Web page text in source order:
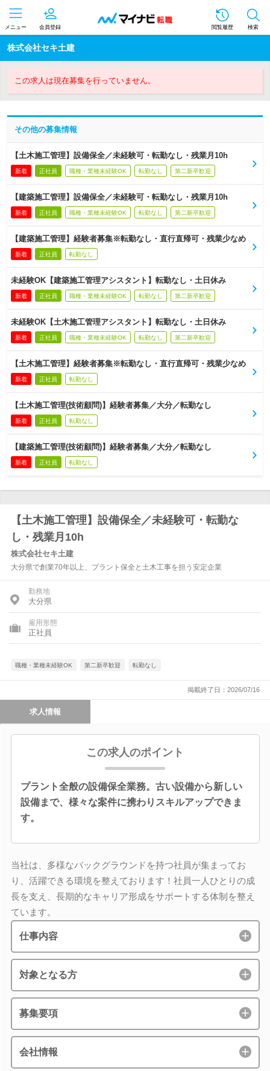
メニュー 会員登録 閲覧履歴 検索
株式会社セキ土建
この求人は現在募集を行っていません。
その他の募集情報
【土木施工管理】設備保全／未経験可・転勤なし・残業月10h
新着 正社員 職種・業種未経験OK 転勤なし 第二新卒歓迎
【建築施工管理】設備保全／未経験可・転勤なし・残業月10h
新着 正社員 職種・業種未経験OK 転勤なし 第二新卒歓迎
【建築施工管理】経験者募集※転勤なし・直行直帰可・残業少なめ
新着 正社員 転勤なし
未経験OK【建築施工管理アシスタント】転勤なし・土日休み
新着 正社員 職種・業種未経験OK 転勤なし 第二新卒歓迎
未経験OK【土木施工管理アシスタント】転勤なし・土日休み
新着 正社員 職種・業種未経験OK 転勤なし 第二新卒歓迎
【土木施工管理】経験者募集※転勤なし・直行直帰可・残業少なめ
新着 正社員 転勤なし
【土木施工管理(技術顧問)】経験者募集／大分／転勤なし
新着 正社員 転勤なし
【建築施工管理(技術顧問)】経験者募集／大分／転勤なし
新着 正社員 転勤なし
【土木施工管理】設備保全／未経験可・転勤な
し・残業月10h
株式会社セキ土建
大分県で創業70年以上、プラント保全と土木工事を担う安定企業
勤務地
大分県
雇用形態
正社員
職種・業種未経験OK 第二新卒歓迎 転勤なし
掲載終了日：2026/07/16
求人情報
この求人のポイント
プラント全般の設備保全業務。古い設備から新しい
設備まで、様々な案件に携わりスキルアップできま
す。
当社は、多様なバックグラウンドを持つ社員が集まってお
り、活躍できる環境を整えております！社員一人ひとりの成
長を支え、長期的なキャリア形成をサポートする体制を整え
ています。
仕事内容
対象となる方
募集要項
会社情報